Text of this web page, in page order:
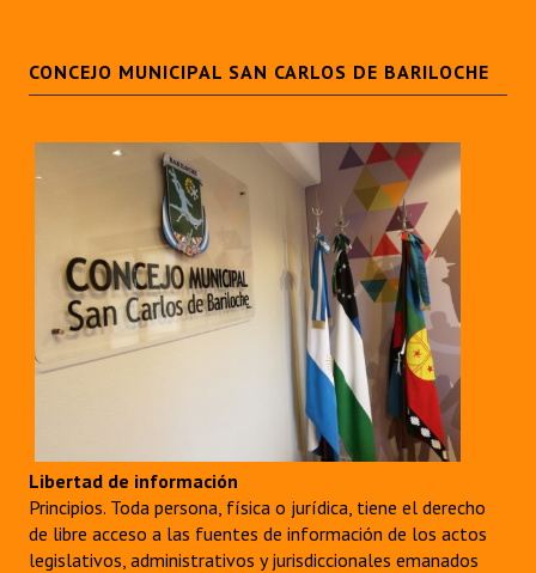
CONCEJO MUNICIPAL SAN CARLOS DE BARILOCHE
Libertad de información
Principios. Toda persona, física o jurídica, tiene el derecho
de libre acceso a las fuentes de información de los actos
legislativos, administrativos y jurisdiccionales emanados